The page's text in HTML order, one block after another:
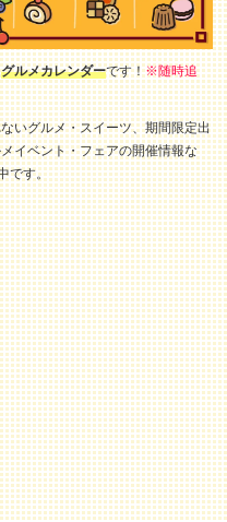
グルメカレンダーです！※随時追
いグルメ・スイーツ、期間限定出
イベント・フェアの開催情報な
です。